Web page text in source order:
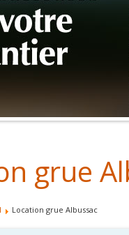
grue
Location grue Albussac